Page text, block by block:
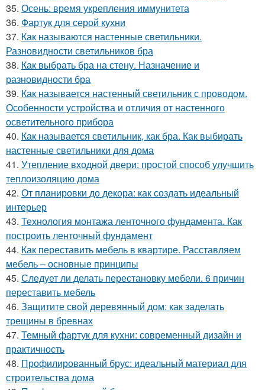
35. Осень: время укрепления иммунитета
36. Фартук для серой кухни
37. Как называются настенные светильники.
Разновидности светильников бра
38. Как выбрать бра на стену. Назначение и
разновидности бра
39. Как называется настенный светильник с проводом.
Особенности устройства и отличия от настенного
осветительного прибора
40. Как называется светильник, как бра. Как выбирать
настенные светильники для дома
41. Утепление входной двери: простой способ улучшить
теплоизоляцию дома
42. От планировки до декора: как создать идеальный
интерьер
43. Технология монтажа ленточного фундамента. Как
построить ленточный фундамент
44. Как переставить мебель в квартире. Расставляем
мебель – основные принципы
45. Следует ли делать перестановку мебели. 6 причин
переставить мебель
46. Защитите свой деревянный дом: как заделать
трещины в бревнах
47. Темный фартук для кухни: современный дизайн и
практичность
48. Профилированный брус: идеальный материал для
строительства дома